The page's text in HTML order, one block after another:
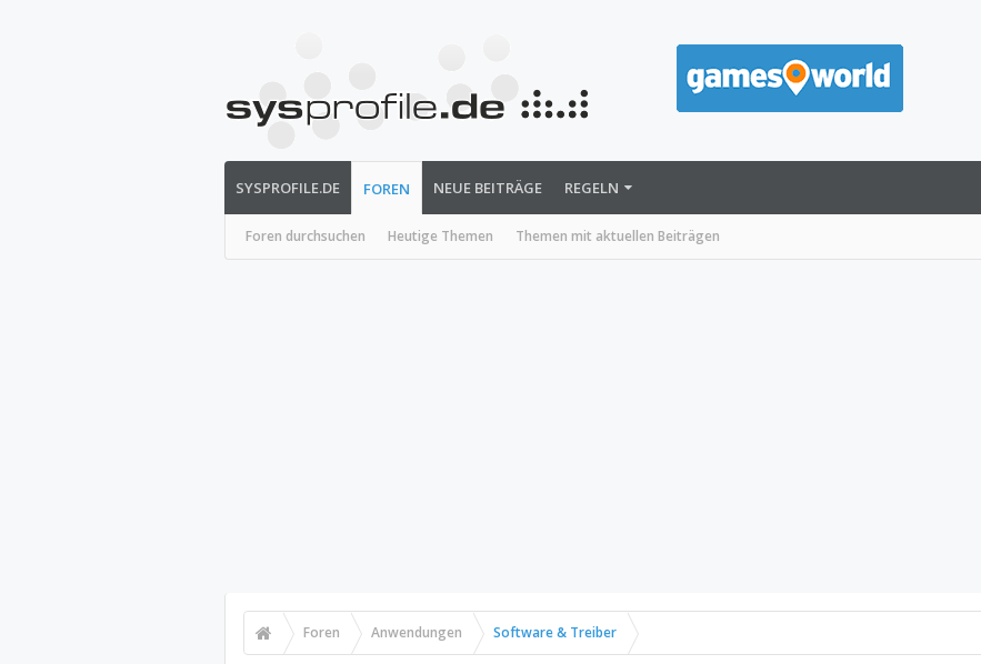
SYSPROFILE.DE FOREN
Foren durchsuchen Heutige Themen Themen mit aktuellen Beiträgen
NEUE BEITRÄGE REGELN
Foren Anwendungen Software & Treiber